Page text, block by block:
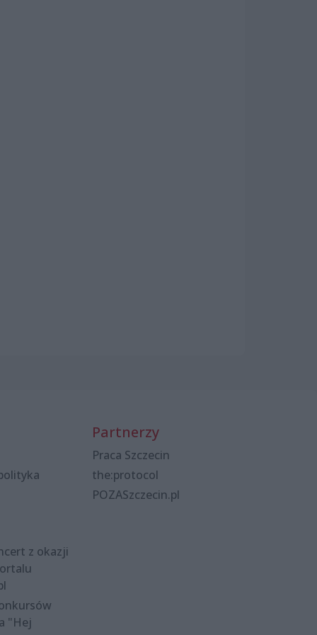
z okazji
"Hej
Partnerzy
Praca Szczecin
the:protocol
POZASzczecin.pl